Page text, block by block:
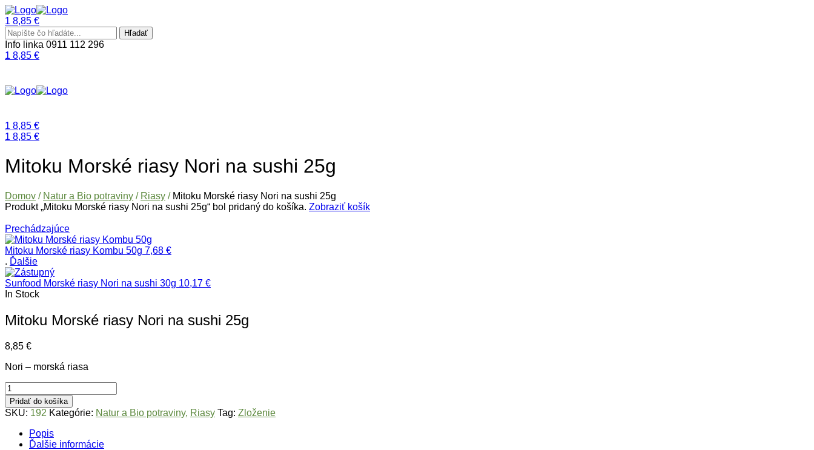
1 8,85 €
Menu
Search
for:
Hľadať
Info linka 0911 112 296
1 8,85 €
1 8,85 €
1 8,85 €
Mitoku Morské riasy Nori na sushi 25g
Domov / Natur a Bio potraviny / Riasy / Mitoku Morské riasy Nori na sushi 25g
Produkt „Mitoku Morské riasy Nori na sushi 25g“ bol pridaný do košíka. Zobraziť košík
Prechádzajúce
Mitoku Morské riasy Kombu 50g 7,68 €
. Ďalšie
Sunfood Morské riasy Nori na sushi 30g 10,17 €
In Stock
Mitoku Morské riasy Nori na sushi 25g
8,85 €
Nori – morská riasa
množstvo
Mitoku
Morské
riasy
Nori
Pridať do košíka
SKU: 192 Kategórie: Natur a Bio potraviny, Riasy Tag: Zloženie
Popis
Ďalšie informácie